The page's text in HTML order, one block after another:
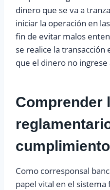
dinero que se va a
iniciar la operación en
fin de evitar malos
se realice la
que el dinero no ingrese
Comprender
cumplimiento
Como corresponsal
papel vital en el